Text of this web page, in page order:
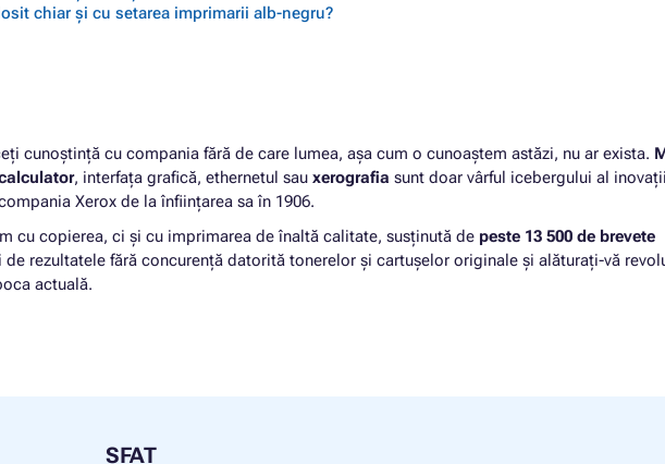
chiar și cu setarea imprimarii alb-negru?
cunoștință cu compania fără de care lumea, așa cum o cunoaștem astăzi, nu ar exista.
, interfața grafică, ethernetul sau xerografia sunt doar vârful icebergului al
Xerox de la înființarea sa în 1906.
cu copierea, ci și cu imprimarea de înaltă calitate, susținută de peste 13 500 de brevete
de rezultatele fără concurență datorită tonerelor și cartușelor originale și alăturați-vă
actuală.
SFAT